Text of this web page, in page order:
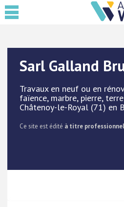
Sarl Galland
Travaux en neuf ou en
faïence, marbre, pierre,
Châtenoy-le-Royal (71) en
Ce site est édité à titre professionnel